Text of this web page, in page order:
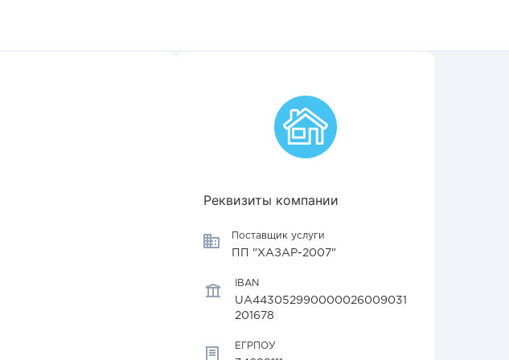
Реквизиты компании
Поставщик услуги
ПП "ХАЗАР-2007"
IBAN
UA443052990000026009031
201678
ЕГРПОУ